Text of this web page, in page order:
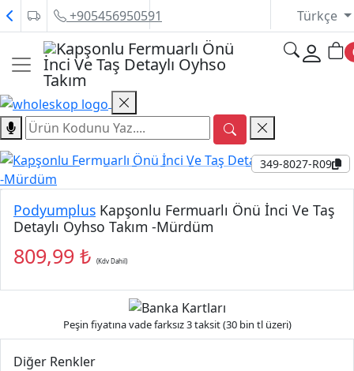
+905456950591 Türkçe
349-8027-R09
P P
Podyumplus Kapşonlu Fermuarlı Önü İnci Ve Taş
Detaylı Oyhso Takım -Mürdüm
809,99 ₺ (Kdv Dahil)
Peşin fiyatına vade farksız 3 taksit (30 bin tl üzeri)
Diğer Renkler